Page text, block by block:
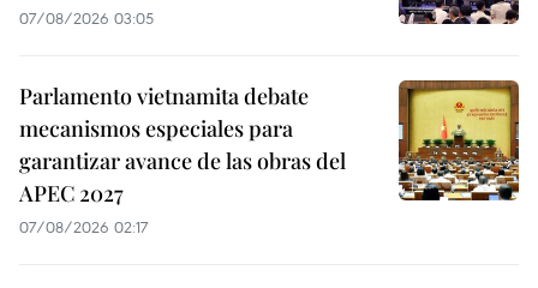
07/08/2026 03:05
Parlamento vietnamita debate
mecanismos especiales para
garantizar avance de las obras del
APEC 2027
07/08/2026 02:17